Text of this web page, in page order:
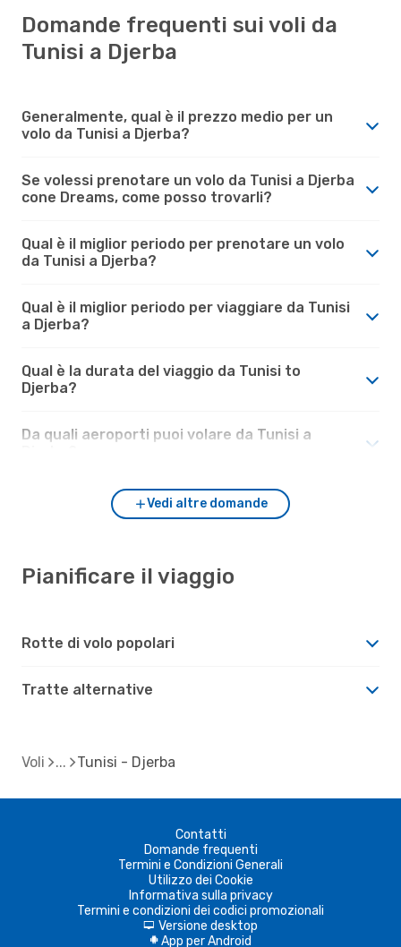
Domande frequenti sui voli da
Tunisi a Djerba
Generalmente, qual è il prezzo medio per un
volo da Tunisi a Djerba?
Se volessi prenotare un volo da Tunisi a Djerba
cone Dreams, come posso trovarli?
Qual è il miglior periodo per prenotare un volo
da Tunisi a Djerba?
Qual è il miglior periodo per viaggiare da Tunisi
a Djerba?
Qual è la durata del viaggio da Tunisi to
Djerba?
Da quali aeroporti puoi volare da Tunisi a
Vedi altre domande
Pianificare il viaggio
Rotte di volo popolari
Tratte alternative
Voli Tunisi - Djerba
Contatti
Domande frequenti
Termini e Condizioni Generali
Utilizzo dei Cookie
Informativa sulla privacy
Termini e condizioni dei codici promozionali
d Versione desktop
A App per Android